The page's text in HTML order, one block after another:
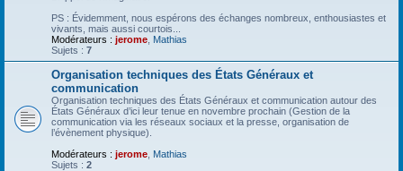
PS : Évidemment, nous espérons des échanges nombreux, enthousiastes et
vivants, mais aussi courtois...
Modérateurs : jerome Mathias
Sujets : 7
Organisation techniques des États Généraux et
communication
Organisation techniques des États Généraux et communication autour des
États Généraux d’ici leur tenue en novembre prochain (Gestion de la
communication via les réseaux sociaux et la presse, organisation de
l’évènement physique).
Modérateurs : jerome Mathias
Sujets : 2